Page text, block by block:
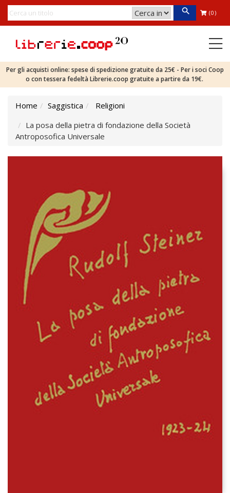
(0)
Per gli acquisti online: spese di spedizione gratuite da 25€ - Per i soci Coop
o con tessera fedeltà Librerie.coop gratuite a partire da 19€.
Home Saggistica
Religioni
La posa della pietra di fondazione della Società
Antroposofica Universale